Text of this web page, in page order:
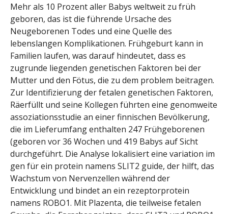
Mehr als 10 Prozent aller Babys weltweit zu früh
geboren, das ist die führende Ursache des
Neugeborenen Todes und eine Quelle des
lebenslangen Komplikationen. Frühgeburt kann in
Familien laufen, was darauf hindeutet, dass es
zugrunde liegenden genetischen Faktoren bei der
Mutter und den Fötus, die zu dem problem beitragen.
Zur Identifizierung der fetalen genetischen Faktoren,
Räerfüllt und seine Kollegen führten eine genomweite
assoziationsstudie an einer finnischen Bevölkerung,
die im Lieferumfang enthalten 247 Frühgeborenen
(geboren vor 36 Wochen und 419 Babys auf Sicht
durchgeführt. Die Analyse lokalisiert eine variation im
gen für ein protein namens SLIT2 guide, der hilft, das
Wachstum von Nervenzellen während der
Entwicklung und bindet an ein rezeptorprotein
namens ROBO1. Mit Plazenta, die teilweise fetalen